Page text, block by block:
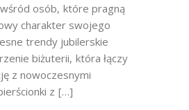
osób, które pragną
charakter swojego
trendy jubilerskie
biżuterii, która łączy
z nowoczesnymi
z […]